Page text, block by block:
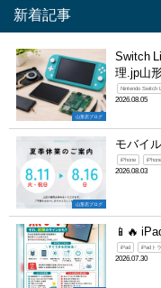
新着記事
山形店ブログ
Switch
理.jp山
Nintendo Switch
2026.08.05
山形店ブログ
モバイ
iPhone
2026.08.03
📱🔥
iPad iPadト
2026.07.30